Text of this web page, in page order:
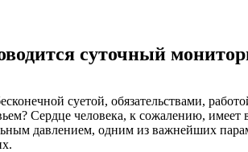
суточный
суетой, обязательствами,
Сердце человека, к сожалению,
давлением, одним из важнейших